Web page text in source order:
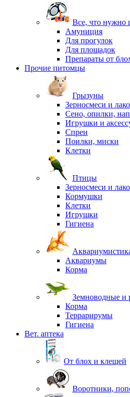
Все, что нужно
Амуниция
Для прогулок
Для площадок
Препараты от
Прочие питомцы
Грызуны
Зерносмеси и
Сено, опилки,
Игрушки и
Спреи
Поилки, миски
Клетки
Птицы
Зерносмеси и
Кормушки
Клетки
Игрушки
Гигиена
Аквариумы
Корма
Земноводные и
Корма
Террарирумы
Гигиена
Вет. аптека
От блох и клещей
Воротники,